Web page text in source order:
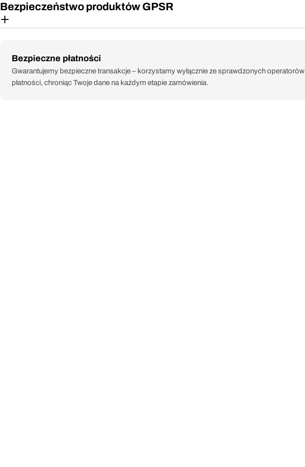
Bezpieczeństwo produktów GPSR
Bezpieczne płatności
Metody
płatności
Gwarantujemy bezpieczne transakcje – korzystamy wyłącznie ze sprawdzonych operatorów
płatności, chroniąc Twoje dane na każdym etapie zamówienia.